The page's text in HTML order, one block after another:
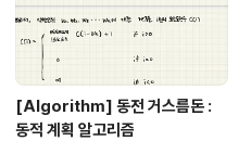
[Algorithm] 동전 거스름돈 :
동적 계획 알고리즘